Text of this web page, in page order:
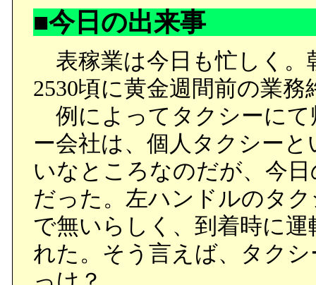
テクノーラ社本社に呼び
リレオ開発の社長から、
戻すと告げられるが、ド
になりませんと言い、そ
ドルフはロックスミス博
ハウを独占、テクノーラ
けた上で、ガリレオ開発
だった。
その経緯をラビィから聞
■今日の出来事
表稼業は今日も忙しく。
2530頃に黄金週間前の業務
例によってタクシーにて
ー会社は、個人タクシー
いなところなのだが、今
だった。左ハンドルのタ
で無いらしく、到着時に
れた。そう言えば、タク